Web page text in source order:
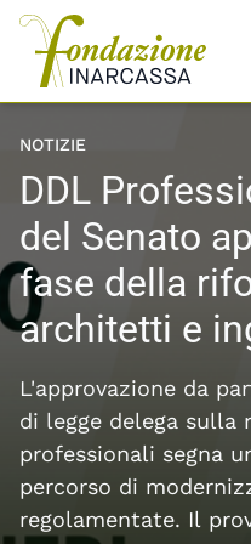
Salta
contenuto
principale
NOTIZIE
DDL
del Senato
fase della
architetti e
L'approvazione da
di legge delega sulla
professionali segna
percorso di
regolamentate. Il